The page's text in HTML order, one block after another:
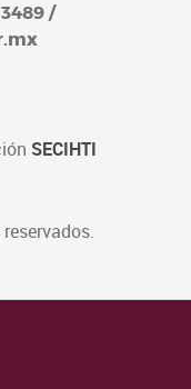
/
SECIHTI